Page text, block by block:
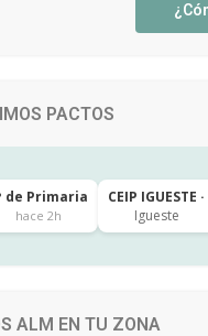
PACTOS
de Primaria
hace 2h
CEIP
Igueste
ALM EN TU ZONA